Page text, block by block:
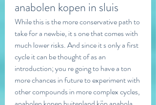
anabolen kopen in sluis
While this is the more conservative path to
take for a newbie, it s one that comes with
much lower risks. And since it s only a first
cycle it can be thought of as an
introduction; you re going to have a ton
more chances in future to experiment with
other compounds in more complex cycles,